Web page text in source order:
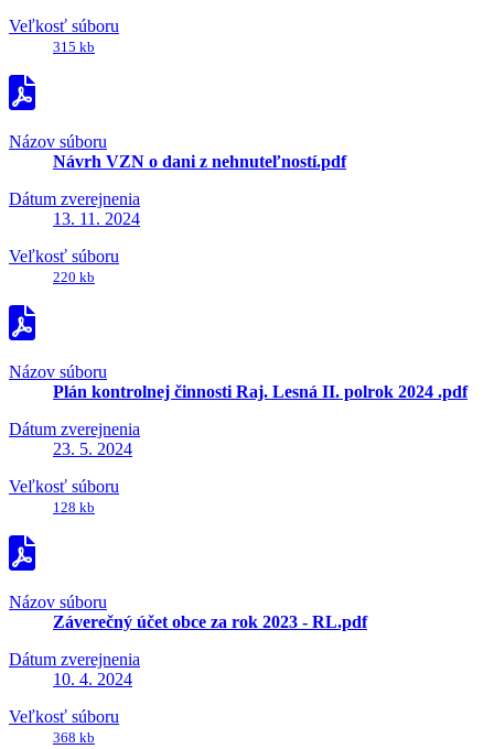
Veľkosť súboru
315 kb
Názov súboru
Návrh VZN o dani z nehnuteľností.pdf
Dátum zverejnenia
13. 11. 2024
Veľkosť súboru
220 kb
Názov súboru
Plán kontrolnej činnosti Raj. Lesná II. polrok 2024 .pdf
Dátum zverejnenia
23. 5. 2024
Veľkosť súboru
128 kb
Názov súboru
Záverečný účet obce za rok 2023 - RL.pdf
Dátum zverejnenia
10. 4. 2024
Veľkosť súboru
368 kb